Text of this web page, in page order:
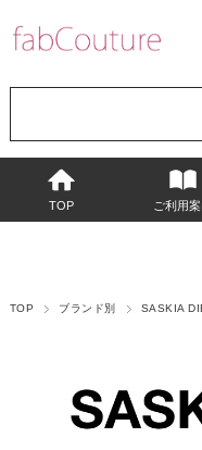
TOP ご利用
TOP ブランド別 SASKIA